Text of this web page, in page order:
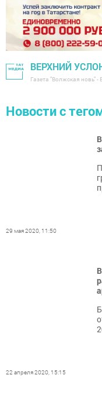
ВЕРХНИЙ
Газета "Волжская новь" -
Новости с
29 мая 2020, 11:50
22 апреля 2020, 15:15